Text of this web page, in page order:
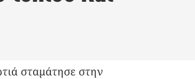
σταμάτησε στην